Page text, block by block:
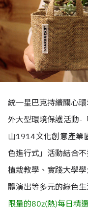
統一星巴克持續關心
外大型環境保護活動-
山1914文化創意產業
色進行式」活動結合
植栽教學、實踐大學
體演出等多元的綠色生
限量的80z(熱)每日精